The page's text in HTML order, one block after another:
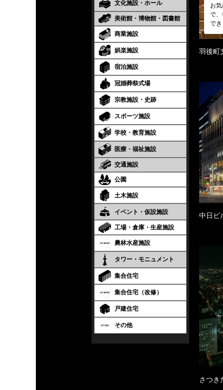
文化施設・ホール
美術館・博物館・図書館
商業施設
娯楽施設
宿泊施設
冠婚葬祭式場
宗教施設・史跡
スポーツ施設
学校・教育施設
医療・福祉施設
交通施設
公園
土木施設
イベント・仮設施設
工場・倉庫・生産施設
農林水産施設
タワー・モニュメント
集合住宅
集合住宅（改修）
戸建住宅
その他
お
で
で
羽後
中日ビ
さつき